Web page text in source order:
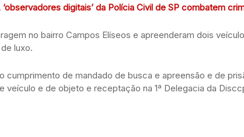
digitais’ da Polícia Civil de SP combatem
no bairro Campos Elíseos e apreenderam dois
luxo.
cumprimento de mandado de busca e apreensão e de
veículo e de objeto e receptação na 1ª Delegacia da